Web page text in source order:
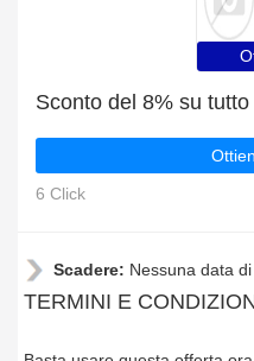
Sconto del 8% su
6 Click
Scadere: Nessuna data
TERMINI E